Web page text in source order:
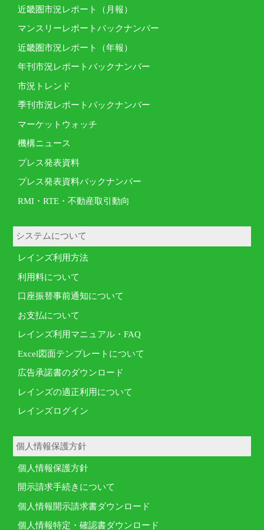
近畿圏市況レポート（月報）
マンスリーレポートバックナンバー
近畿圏市況レポート（年報）
年刊市況レポートバックナンバー
市況トレンド
季刊市況レポートバックナンバー
マーケットウォッチ
機構ニュース
プレス発表資料
プレス発表資料バックナンバー
RMI・RTE・不動産取引動向
システムについて
レインズ利用方法
利用料について
口座振替事前通知について
お支払について
レインズ利用マニュアル・FAQ
Excel図面テンプレートについて
広告承諾書のダウンロード
レインズの適正利用について
レインズログイン
個人情報保護方針
個人情報保護方針
開示請求手続きについて
個人情報開示請求書ダウンロード
個人情報特定・確認書ダウンロード